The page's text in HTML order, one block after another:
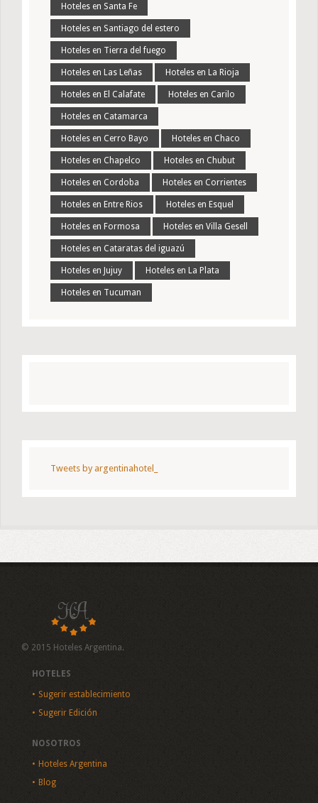
Hoteles en Santa Fe
Hoteles en Santiago del estero
Hoteles en Tierra del fuego
Hoteles en Las Leñas Hoteles en La Rioja
Hoteles en El Calafate Hoteles en Carilo
Hoteles en Catamarca
Hoteles en Cerro Bayo Hoteles en Chaco
Hoteles en Chapelco Hoteles en Chubut
Hoteles en Cordoba Hoteles en Corrientes
Hoteles en Entre Rios Hoteles en Esquel
Hoteles en Formosa Hoteles en Villa Gesell
Hoteles en Cataratas del iguazú
Hoteles en Jujuy Hoteles en La Plata
Hoteles en Tucuman
Tweets by argentinahotel_
© 2015 Hoteles Argentina.
HOTELES
Sugerir establecimiento
Sugerir Edición
NOSOTROS
Hoteles Argentina
Blog